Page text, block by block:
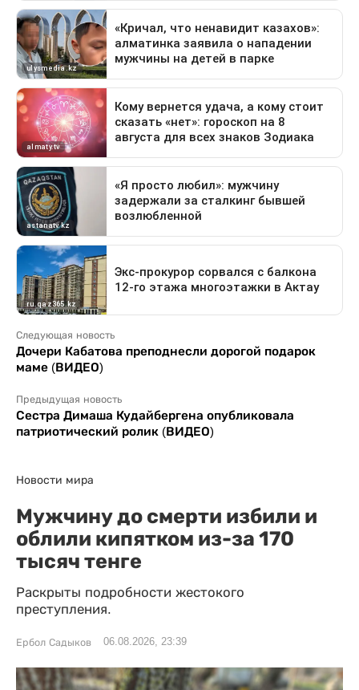
Следующая новость
Дочери Кабатова преподнесли дорогой подарок
маме (ВИДЕО)
Предыдущая новость
Сестра Димаша Кудайбергена опубликовала
патриотический ролик (ВИДЕО)
Новости мира
Мужчину до смерти избили и
облили кипятком из-за 170
тысяч тенге
Раскрыты подробности жестокого
преступления.
Ербол Садыков 06.08.2026, 23:39